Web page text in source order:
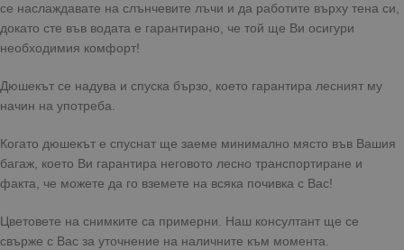
се наслаждавате на слънчевите лъчи и да работите върху тена си,
докато сте във водата е гарантирано, че той ще Ви осигури
необходимия комфорт!
Дюшекът се надува и спуска бързо, което гарантира лесният му
начин на употреба.
Когато дюшекът е спуснат ще заеме минимално място във Вашия
багаж, което Ви гарантира неговото лесно транспортиране и
факта, че можете да го вземете на всяка почивка с Вас!
Цветовете на снимките са примерни. Наш консултант ще се
свърже с Вас за уточнение на наличните към момента.